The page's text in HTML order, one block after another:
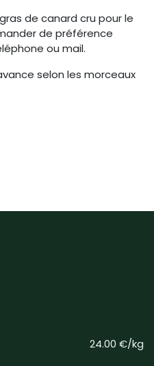
de canard cru pour le
de préférence
ou mail.
selon les morceaux
24.00 €/kg